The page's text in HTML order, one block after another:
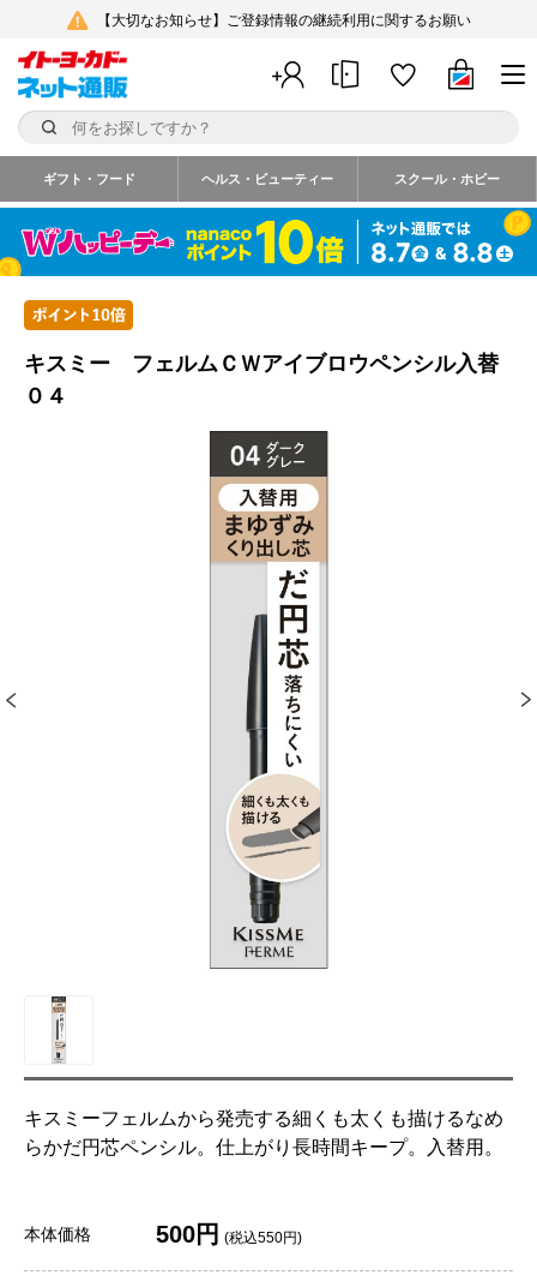
【大切なお知らせ】ご登録情報の継続利用に関するお願い
ギフト・フード ヘルス・ビューティー スクール・ホビー
キスミー フェルムＣＷアイブロウペンシル入替
０４
キスミーフェルムから発売する細くも太くも描けるなめ
らかだ円芯ペンシル。仕上がり長時間キープ。入替用。
本体価格 500円 (税込550円)